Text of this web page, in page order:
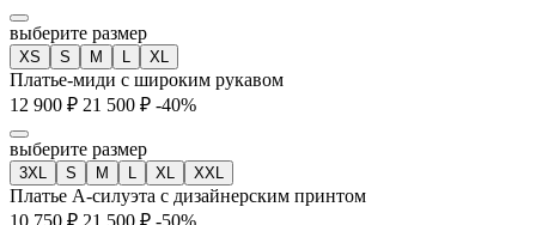
выберите размер
XS S M L XL
Платье-миди с широким рукавом
12 900 ₽ 21 500 ₽ -40%
выберите размер
3XL S M L XL XXL
Платье А-силуэта с дизайнерским принтом
10 750 ₽ 21 500 ₽ -50%